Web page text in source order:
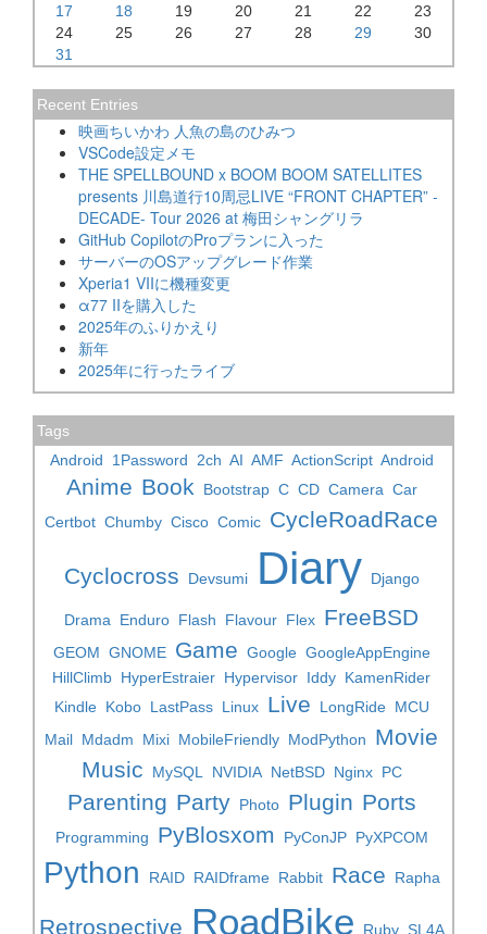
17
18 19 20 21 22
23
24
25 26 27 28 29
30
31
Recent Entries
映画ちいかわ 人魚の島のひみつ
VSCode設定メモ
THE SPELLBOUND x BOOM BOOM SATELLITES
presents 川島道行10周忌LIVE “FRONT CHAPTER” -
DECADE- Tour 2026 at 梅田シャングリラ
GitHub CopilotのProプランに入った
サーバーのOSアップグレード作業
Xperia1 VIIに機種変更
α77 IIを購入した
2025年のふりかえり
新年
2025年に行ったライブ
Tags
Android
1Password 2ch AI AMF ActionScript Android
Anime Book Bootstrap C CD Camera Car
Certbot Chumby Cisco Comic CycleRoadRace
Cyclocross Devsumi Diary Django
Drama Enduro Flash Flavour Flex FreeBSD
GEOM GNOME Game Google GoogleAppEngine
HillClimb HyperEstraier Hypervisor Iddy KamenRider
Kindle Kobo LastPass Linux Live LongRide MCU
Mail Mdadm Mixi MobileFriendly ModPython
Movie
Music
MySQL NVIDIA NetBSD Nginx PC
Parenting Party Photo Plugin Ports
Programming PyBlosxom PyConJP PyXPCOM
Python RAID RAIDframe Rabbit Race Rapha
Retrospective RoadBike Ruby SL4A